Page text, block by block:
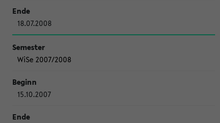
18.07.2008
WiSe 2007/2008
15.10.2007